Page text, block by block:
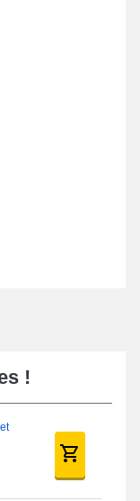
au
bracelet
et plusieurs
est
!